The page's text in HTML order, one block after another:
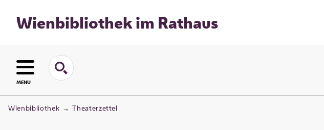
Wienbibliothek im Rathaus
MENU
Wienbibliothek → Theaterzettel